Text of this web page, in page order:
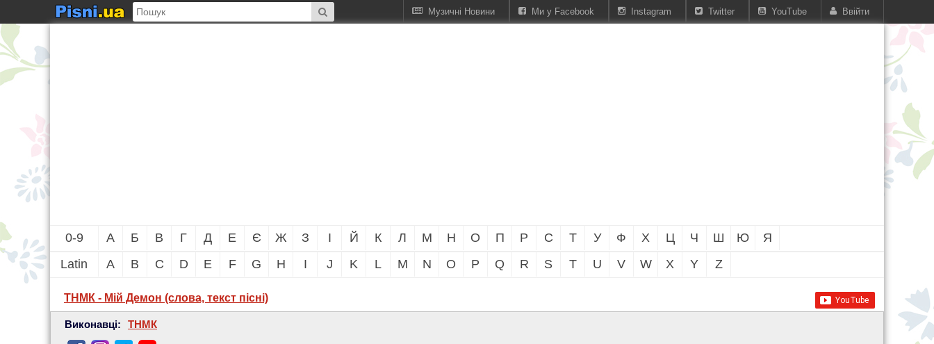
Ввійти
YouTube
Twitter
Instagram
Ми у Facebook
Музичні Новини
0-9 А Б В Г Д Е Є Ж З І Й К Л М Н О П Р С Т У Ф Х Ц Ч Ш Ю
Я
Latin
A B C D E F G H I J K L M N O P Q R S T U V W X Y Z
ТНМК - Мій Демон (слова, текст пісні)
Виконавці: ТНМК